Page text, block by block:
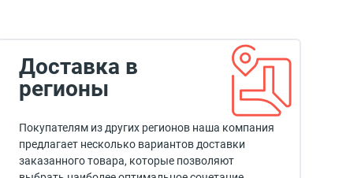
Доставка в
регионы
Покупателям из других регионов наша компания
предлагает несколько вариантов доставки
заказанного товара, которые позволяют